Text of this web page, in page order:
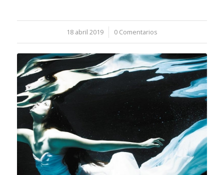
18 abril 2019
/ 0 Comentarios